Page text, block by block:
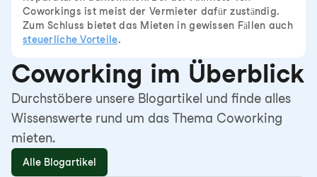
Coworkings ist meist der Vermieter dafür zuständig.
Zum Schluss bietet das Mieten in gewissen Fällen auch
steuerliche Vorteile.
Coworking im Überblick
Durchstöbere unsere Blogartikel und finde alles
Wissenswerte rund um das Thema Coworking
mieten.
Alle Blogartikel